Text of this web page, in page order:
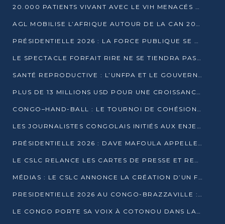
20.000 PATIENTS VIVANT AVEC LE VIH MENACÉS D’ARRÊT DE TRAITEMENT
AGL MOBILISE L’AFRIQUE AUTOUR DE LA CAN 2025
PRÉSIDENTIELLE 2026 : LA FORCE PUBLIQUE SE PRÉPARE À SÉCURISER LE SCRUTIN
LE SPECTACLE FORFAIT RIRE NE SE TIENDRA PAS LE 1ER JANVIER
SANTÉ REPRODUCTIVE : L’UNFPA ET LE GOUVERNEMENT AFFINENT LES PRIORITÉS DE 2026
PLUS DE 13 MILLIONS USD POUR UNE CROISSANCE VERTE ET SOUVERAINE
CONGO–HAND-BALL : LE TOURNOI DE COHÉSION ET DE FRATERNITÉ ALLUME SES LAMPIONS À BRAZZAVILLE
LES JOURNALISTES CONGOLAIS INITIÉS AUX ENJEUX DE L’ÉCONOMIE BLEUE
PRÉSIDENTIELLE 2026 : DAVE MAFOULA APPELLE LES CONGOLAIS À UN « NOUVEAU DÉPART »
LE CSLC RELANCE LES CARTES DE PRESSE ET RECONNAÎT OFFICIELLEMENT LES MÉDIAS EN LIGNE
MÉDIAS : LE CSLC ANNONCE LA CRÉATION D’UN FONDS D’APPUI À LA PRESSE
PRESIDENTIELLE 2026 AU CONGO-BRAZZAVILLE : UN CASTING ÉLARGI
LE CONGO PORTE SA VOIX À COTONOU DANS LA LUTTE CONTRE LA TUBERCULOSE